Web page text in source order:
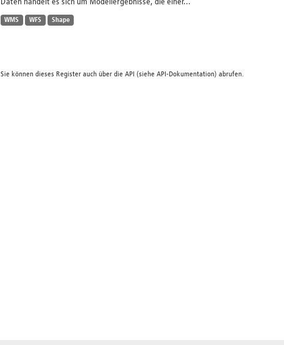
Daten handelt es sich um Modellergebnisse, die einer...
WMS WFS Shape
Sie können dieses Register auch über die API (siehe API-Dokumentation) abrufen.